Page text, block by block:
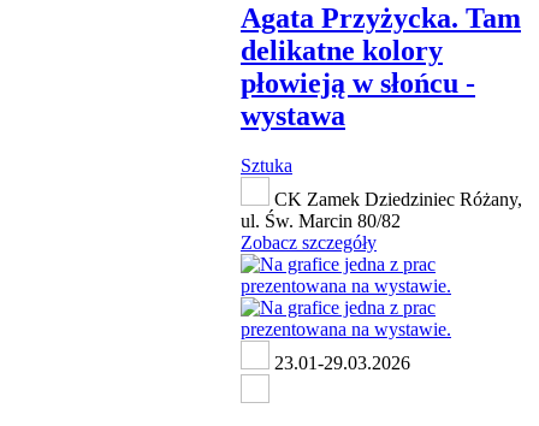
Agata Przyżycka. Tam
delikatne kolory
płowieją w słońcu -
wystawa
Sztuka
CK Zamek Dziedziniec Różany,
ul. Św. Marcin 80/82
Zobacz szczegóły
23.01-29.03.2026